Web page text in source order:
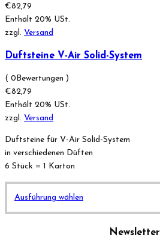
der
€82,79
Enthält 20% USt.
zzgl. Versand
Duftsteine V-Air Solid-System
( 0Bewertungen )
€82,79
Enthält 20% USt.
zzgl. Versand
Duftsteine für V-Air Solid-System
in verschiedenen Düften
6 Stück = 1 Karton
Ausführung wählen
Produkt
mehrereNewsletter